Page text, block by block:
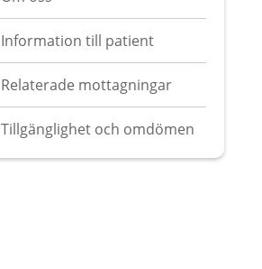
Information till patient
Relaterade mottagningar
Tillgänglighet och omdömen